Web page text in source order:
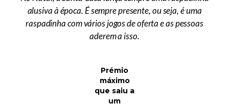
alusiva à época. É sempre presente, ou seja, é uma
raspadinha com vários jogos de oferta e as pessoas
aderem a isso.
Prémio
máximo
que saiu a
um